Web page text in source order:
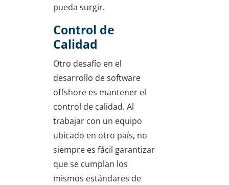
pueda surgir.
Control de
Calidad
Otro desafío en el
desarrollo de software
offshore es mantener el
control de calidad. Al
trabajar con un equipo
ubicado en otro país, no
siempre es fácil garantizar
que se cumplan los
mismos estándares de